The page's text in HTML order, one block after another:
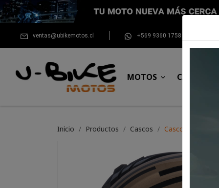
ventas@ubikemotos.cl +569 9360 1758
MOTOS CASCOS
Inicio Productos Cascos Casco Nolan